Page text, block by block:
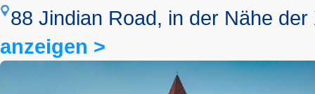
88 Jindian Road, in der Nähe
anzeigen >